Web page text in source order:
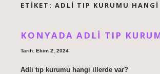
ETIKET:ADLI TIP KURUMU HANGI
KONYADA ADLI TIP
Tarih: Ekim 2, 2024
Adli tıp kurumu hangi illerde var?